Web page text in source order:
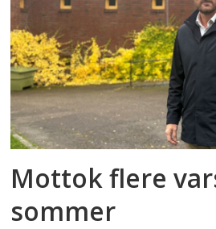
Mottok flere
sommer